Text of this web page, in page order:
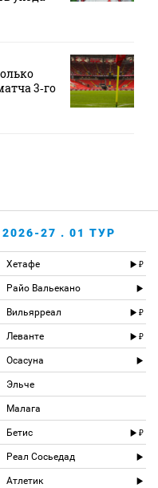
3‑го
27 . 01 ТУР
Хетафе
Райо Вальекано
Вильярреал
Леванте
Осасуна
Эльче
Малага
Бетис
Реал Сосьедад
Атлетик